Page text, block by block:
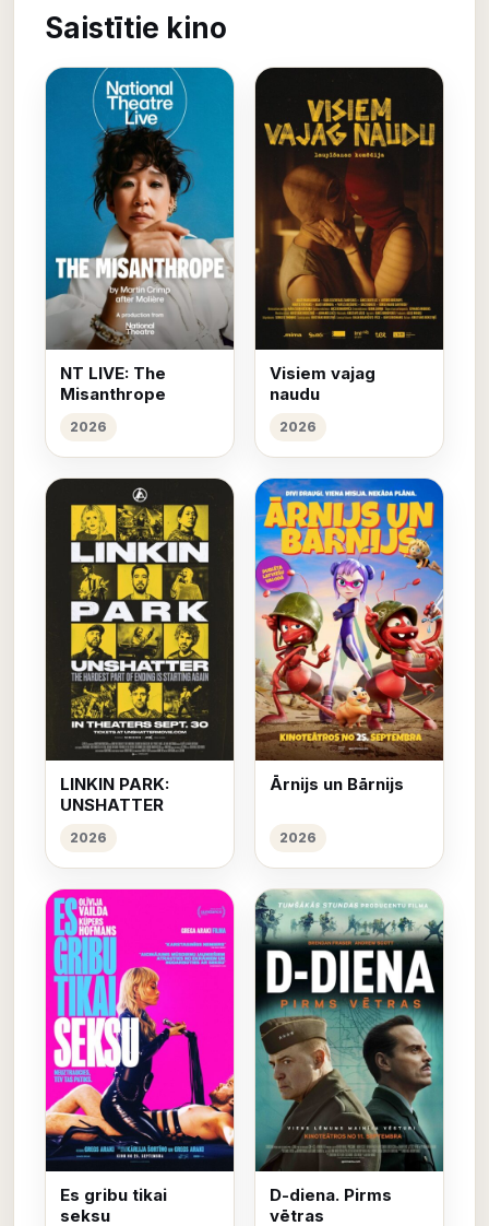
Saistītie kino
NT LIVE: The
Misanthrope
2026
Visiem vajag
naudu
2026
LINKIN PARK:
UNSHATTER
2026
Ārnijs un Bārnijs
2026
Es gribu tikai
seksu
D-diena. Pirms
vētras